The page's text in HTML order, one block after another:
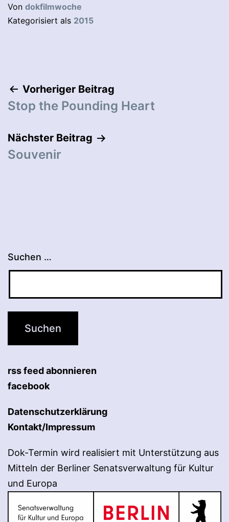
Von dokfilmwoche
Kategorisiert als 2015
Beitragsnavigation
Vorheriger Beitrag
Stop the Pounding Heart
Nächster Beitrag
Souvenir
Suchen …
rss feed abonnieren
facebook
Datenschutzerklärung
Kontakt/Impressum
Dok-Termin wird realisiert mit Unterstützung aus
Mitteln der Berliner Senatsverwaltung für Kultur
und Europa